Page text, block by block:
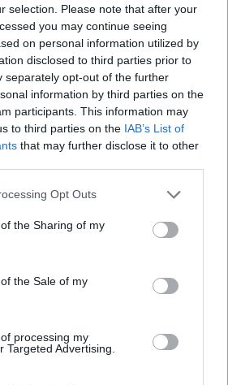
selection. Please note that after your
you may continue seeing
on personal information utilized by
disclosed to third parties prior to
separately opt-out of the further
information by third parties on the
participants. This information may
to third parties on the IAB’s List of
that may further disclose it to other
Opt Outs
the Sharing of my
the Sale of my
processing my
Targeted Advertising.
«πράσα» την ώρα που
με ναρκωτικά